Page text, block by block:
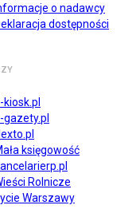
o nadawcy
dostępności
kiosk.pl
gazety.pl
księgowość
Rolnicze
Warszawy